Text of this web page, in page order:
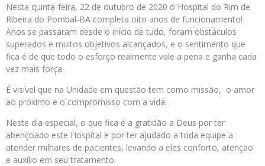
Nesta quinta-feira, 22 de outubro de 2020 o Hospital do Rim de
Ribeira do Pombal-BA completa oito anos de funcionamento!
Anos se passaram desde o início de tudo, foram obstáculos
superados e muitos objetivos alcançados, e o sentimento que
fica é de que todo o esforço realmente vale a pena e ganha cada
vez mais força.
É visível que na Unidade em questão tem como missão, o amor
ao próximo e o compromisso com a vida.
Neste dia especial, o que fica é a gratidão a Deus por ter
abençoado este Hospital e por ter ajudado a toda equipe a
atender milhares de pacientes, levando a eles conforto, atenção
e auxílio em seu tratamento.